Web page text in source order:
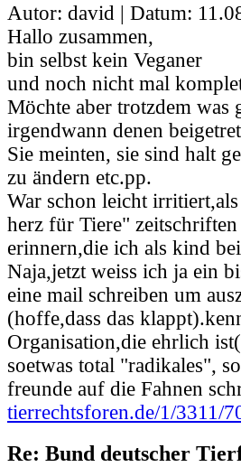
Autor: david | Datum:
Hallo zusammen,
bin selbst kein Veganer
und noch nicht mal
Möchte aber trotzdem was
irgendwann denen
Sie meinten, sie sind halt
zu ändern etc.pp.
War schon leicht
herz für Tiere" zeitschriften
erinnern,die ich als kind
Naja,jetzt weiss ich ja ein
eine mail schreiben um
(hoffe,dass das
Organisation,die ehrlich
soetwas total "radikales",
freunde auf die Fahnen
tierrechtsforen.de/1/3311/
Re: Bund deutscher